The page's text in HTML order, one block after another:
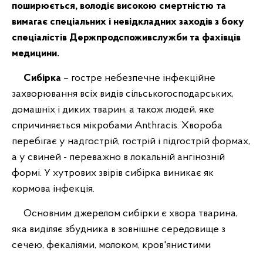
поширюється, володіє високою смертністю та
вимагає спеціальних і невідкладних заходів з боку
спеціалістів Держпродспоживслужби та фахівців
медицини.
Сибірка – гостре небезпечне інфекційне
захворювання всіх видів сільськогосподарських,
домашніх і диких тварин, а також людей, яке
спричиняється мікробами Аnthracis. Хвороба
перебігає у надгострій, гострій і підгострій формах,
а у свиней - переважно в локальній ангінозній
формі. У хутрових звірів сибірка виникає як
кормова інфекція.
Основним джерелом сибірки є хвора тварина,
яка виділяє збудника в зовнішнє середовище з
сечею, фекаліями, молоком, кров'янистими